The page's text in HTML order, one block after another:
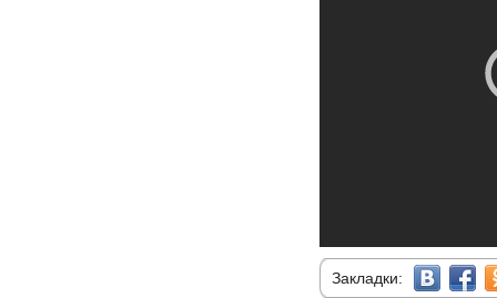
Закладки: